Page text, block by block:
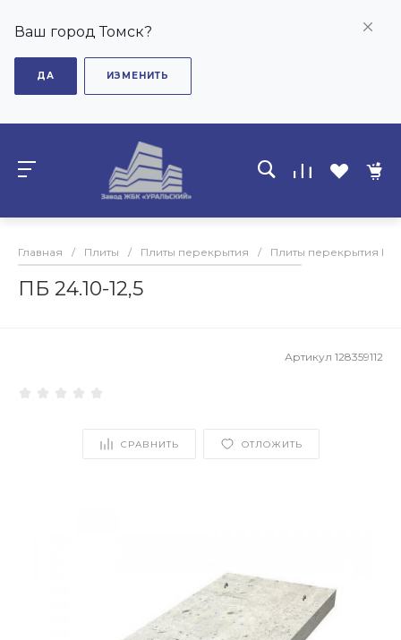
Ваш город Томск?
ДА ИЗМЕНИТЬ
Главная / Плиты / Плиты перекрытия / Плиты перекрытия ПБ
ПБ 24.10-12,5
Артикул 128359112
СРАВНИТЬ ОТЛОЖИТЬ